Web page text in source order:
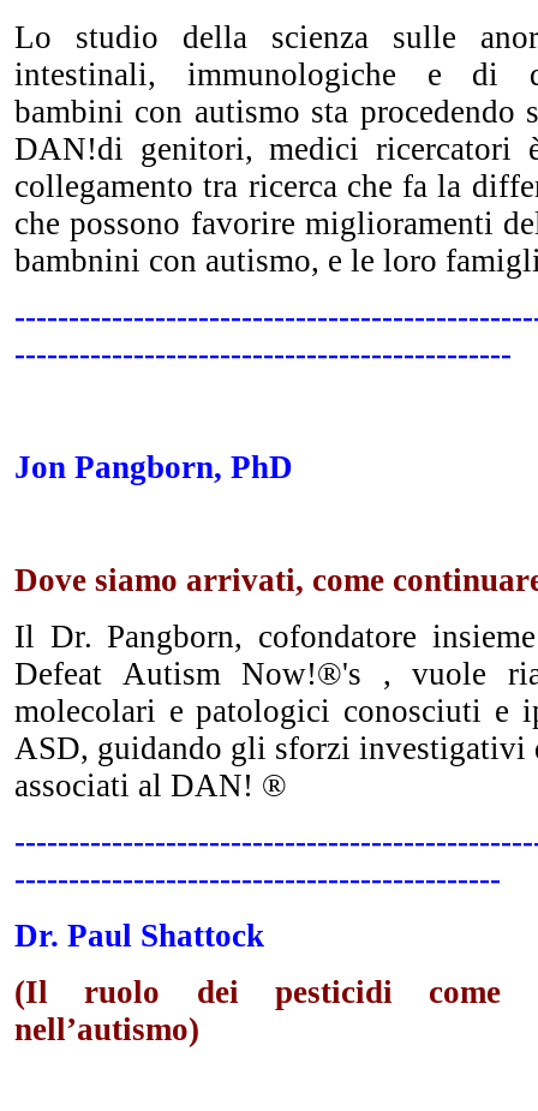
Lo studio della scienza sulle
intestinali, immunologiche e di
bambini con autismo sta procedendo
DAN!di genitori, medici ricercatori
collegamento tra ricerca che fa la
che possono favorire miglioramenti
bambnini con autismo, e le loro
----------------------------------------------
Jon Pangborn, PhD
Dove siamo arrivati, come
Il Dr. Pangborn, cofondatore
Defeat Autism Now!®'s , vuole
molecolari e patologici conosciuti e
ASD, guidando gli sforzi investigativi
associati al DAN! ®
---------------------------------------------
Dr. Paul Shattock
(Il ruolo dei pesticidi come
nell’autismo)